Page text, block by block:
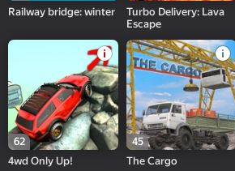
Railway bridge: winter
Turbo Delivery: Lava
Escape
62
4wd Only Up!
45
The Cargo